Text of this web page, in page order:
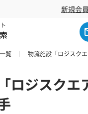
新規会
覧 物流施設「ロジスク
ロジスクエ